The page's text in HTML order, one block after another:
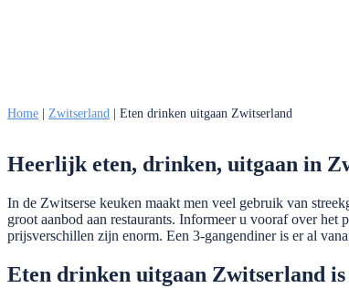
Home Zwitserland Eten drinken uitgaan Zwitserland
Heerlijk eten, drinken, uitgaan in
In de Zwitserse keuken maakt men veel gebruik van
groot aanbod aan restaurants. Informeer u vooraf over
prijsverschillen zijn enorm. Een 3-gangendiner is er al
Eten drinken uitgaan Zwitserland